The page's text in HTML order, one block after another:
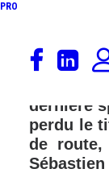
PRO
Evans
dernière
perdu le
de
Sébastien